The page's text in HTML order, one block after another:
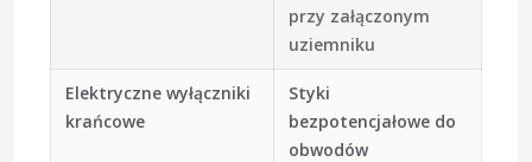
przy załączonym
uziemniku
Elektryczne wyłączniki
krańcowe
Styki
bezpotencjałowe do
obwodów